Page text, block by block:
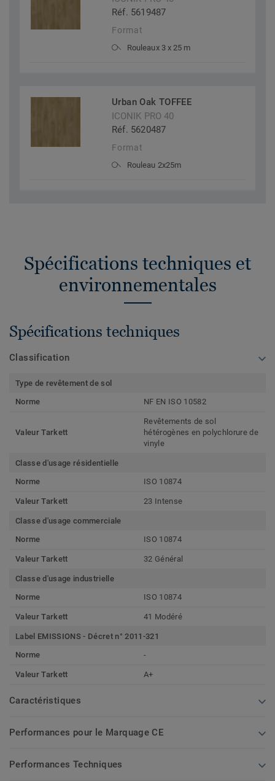
Réf. 5619487
Format
Rouleaux 3 x 25 m
Urban Oak TOFFEE
ICONIK PRO 40
Réf. 5620487
Format
Rouleau 2x25m
Spécifications techniques et
environnementales
Spécifications techniques
Classification
Type de revêtement de sol
Norme
NF EN ISO 10582
Valeur Tarkett
Revêtements de sol
hétérogènes en polychlorure de
vinyle
Classe d'usage résidentielle
Norme
ISO 10874
Valeur Tarkett 23 Intense
Classe d'usage commerciale
Norme
ISO 10874
Valeur Tarkett 32 Général
Classe d'usage industrielle
Norme
ISO 10874
Valeur Tarkett 41 Modéré
Label EMISSIONS - Décret n° 2011-321
Norme
-
Valeur Tarkett A+
Caractéristiques
Performances pour le Marquage CE
Performances Techniques